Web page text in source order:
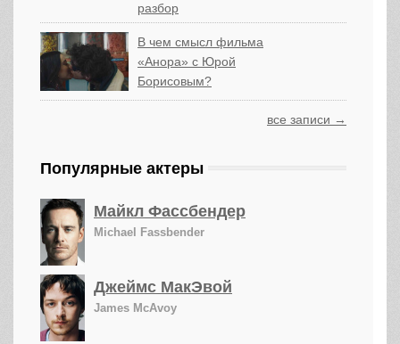
разбор
В чем смысл фильма
«Анора» с Юрой
Борисовым?
все записи →
Популярные актеры
Майкл Фассбендер
Michael Fassbender
Джеймс МакЭвой
James McAvoy